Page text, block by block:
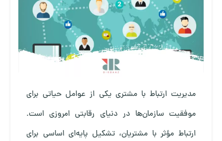
مدیریت ارتباط با مشتری یکی از عوامل حیاتی برای
موفقیت سازمان‌ها در دنیای رقابتی امروزی است.
ارتباط مؤثر با مشتریان، تشکیل پایه‌ای اساسی برای